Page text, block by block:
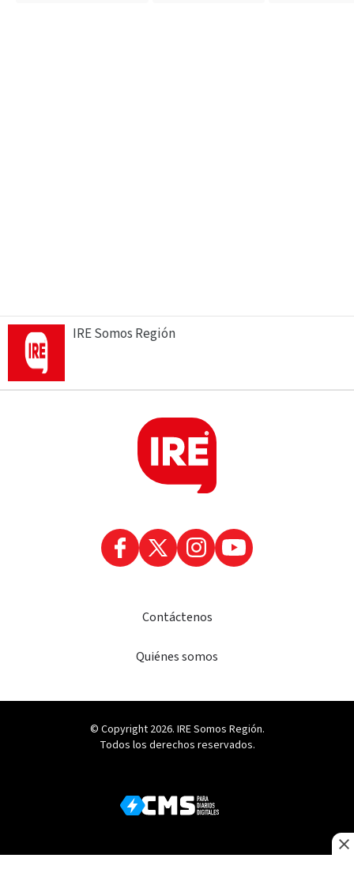
IRE Somos Región
Contáctenos
Quiénes somos
© Copyright 2026. IRE Somos Región.
Todos los derechos reservados.